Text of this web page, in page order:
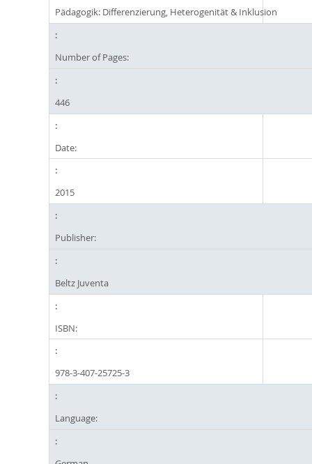
Pädagogik: Differenzierung, Heterogenität & Inklusion
Number of Pages:
446
Date:
2015
Publisher:
Beltz Juventa
ISBN:
978-3-407-25725-3
Language: